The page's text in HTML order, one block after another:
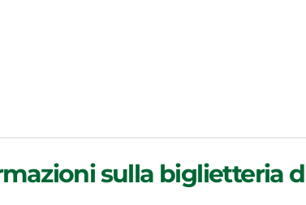
sulla biglietteria